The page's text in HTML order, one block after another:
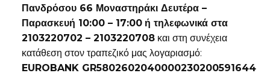
Πανδρόσου 66 Μοναστηράκι Δευτέρα –
Παρασκευή 10:00 – 17:00 ή τηλεφωνικά στα
2103220702 – 2103220708και στη συνέχεια
κατάθεση στον τραπεζικό μας λογαριασμό:
EUROBANK GR5802602040000230200591644